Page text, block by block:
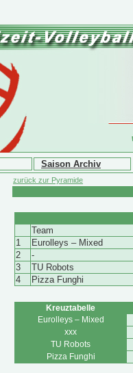
Saison Archiv
zurück zur Pyramide
Team
1
Eurolleys – Mixed
2
-
3
TU Robots
4
Pizza Funghi
Kreuztabelle
Eurolleys – Mixed
xxx
TU Robots
Pizza Funghi